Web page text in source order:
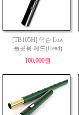
[TB105H] 딕슨 Low
플릇용 헤드(Head)
100,000원